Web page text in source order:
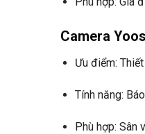
Camera
Ưu điểm:
Tính năng:
Phù hợp: Sân